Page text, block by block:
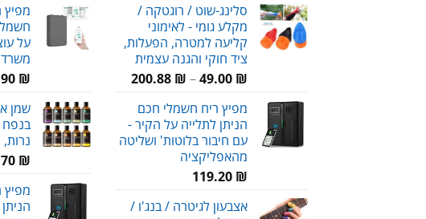
סלינג-שוט / רוגטקה /
מקלע גומי - לאימוני
קליעה למטרה, הפעלות,
ציד חוקי והגנה עצמית
49.00 ₪
–
200.88 ₪
טווח
עד
מפיץ ריח חשמלי חכם
הניתן לתלייה על הקיר -
עם חיבור בלוטות' ושליטה
מהאפליקציה
119.20 ₪
אצבעון לגיטרה / בנג'ו /
מפיץ
על
משרד
₪
נרות,
₪
מפיץ